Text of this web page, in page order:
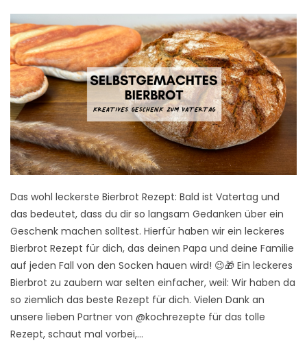
Das wohl leckerste Bierbrot Rezept: Bald ist Vatertag und
das bedeutet, dass du dir so langsam Gedanken über ein
Geschenk machen solltest. Hierfür haben wir ein leckeres
Bierbrot Rezept für dich, das deinen Papa und deine Familie
auf jeden Fall von den Socken hauen wird! 😉🎁 Ein leckeres
Bierbrot zu zaubern war selten einfacher, weil: Wir haben da
so ziemlich das beste Rezept für dich. Vielen Dank an
unsere lieben Partner von @kochrezepte für das tolle
Rezept, schaut mal vorbei,…